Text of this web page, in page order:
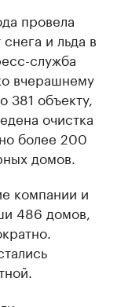
провела
и льда в
служба
вчерашнему
381 объекту,
очистка
более 200
домов.
компании и
486 домов,